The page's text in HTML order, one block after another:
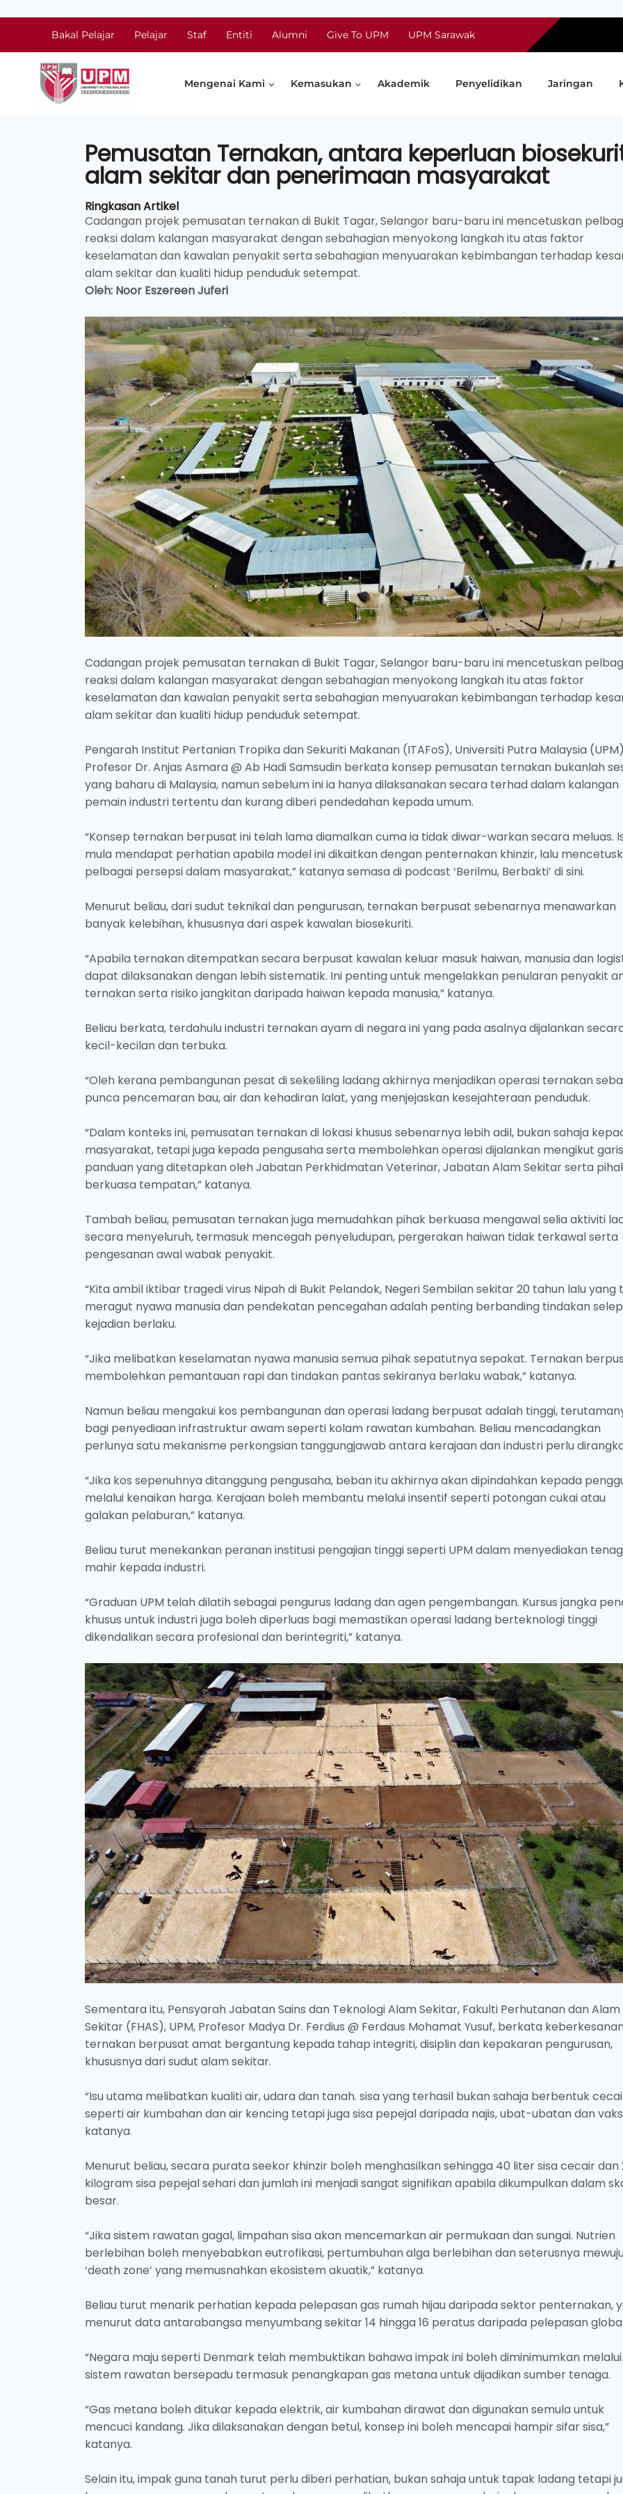
Bakal Pelajar Pelajar Staf Entiti Alumni Give To UPM UPM Sarawak
Mengenai Kami Kemasukan Akademik Penyelidikan Jaringan
Pemusatan Ternakan, antara keperluan
alam sekitar dan penerimaan masyarakat
Ringkasan Artikel
Cadangan projek pemusatan ternakan di Bukit Tagar, Selangor baru-baru ini mencetuskan
reaksi dalam kalangan masyarakat dengan sebahagian menyokong langkah itu atas faktor
keselamatan dan kawalan penyakit serta sebahagian menyuarakan kebimbangan terhadap
alam sekitar dan kualiti hidup penduduk setempat.
Oleh: Noor Eszereen Juferi
Cadangan projek pemusatan ternakan di Bukit Tagar, Selangor baru-baru ini mencetuskan
reaksi dalam kalangan masyarakat dengan sebahagian menyokong langkah itu atas faktor
keselamatan dan kawalan penyakit serta sebahagian menyuarakan kebimbangan terhadap
alam sekitar dan kualiti hidup penduduk setempat.
Pengarah Institut Pertanian Tropika dan Sekuriti Makanan (ITAFoS), Universiti Putra Malaysia
Profesor Dr. Anjas Asmara @ Ab Hadi Samsudin berkata konsep pemusatan ternakan bukanlah
yang baharu di Malaysia, namun sebelum ini ia hanya dilaksanakan secara terhad dalam kalangan
pemain industri tertentu dan kurang diberi pendedahan kepada umum.
“Konsep ternakan berpusat ini telah lama diamalkan cuma ia tidak diwar-warkan secara meluas.
mula mendapat perhatian apabila model ini dikaitkan dengan penternakan khinzir, lalu
pelbagai persepsi dalam masyarakat,” katanya semasa di podcast ‘Berilmu, Berbakti’ di sini.
Menurut beliau, dari sudut teknikal dan pengurusan, ternakan berpusat sebenarnya menawarkan
banyak kelebihan, khususnya dari aspek kawalan biosekuriti.
“Apabila ternakan ditempatkan secara berpusat kawalan keluar masuk haiwan, manusia dan
dapat dilaksanakan dengan lebih sistematik. Ini penting untuk mengelakkan penularan penyakit
ternakan serta risiko jangkitan daripada haiwan kepada manusia,” katanya.
Beliau berkata, terdahulu industri ternakan ayam di negara ini yang pada asalnya dijalankan
kecil-kecilan dan terbuka.
“Oleh kerana pembangunan pesat di sekeliling ladang akhirnya menjadikan operasi ternakan
punca pencemaran bau, air dan kehadiran lalat, yang menjejaskan kesejahteraan penduduk.
“Dalam konteks ini, pemusatan ternakan di lokasi khusus sebenarnya lebih adil, bukan sahaja
masyarakat, tetapi juga kepada pengusaha serta membolehkan operasi dijalankan mengikut garis
panduan yang ditetapkan oleh Jabatan Perkhidmatan Veterinar, Jabatan Alam Sekitar serta
berkuasa tempatan,” katanya.
Tambah beliau, pemusatan ternakan juga memudahkan pihak berkuasa mengawal selia aktiviti
secara menyeluruh, termasuk mencegah penyeludupan, pergerakan haiwan tidak terkawal serta
pengesanan awal wabak penyakit.
“Kita ambil iktibar tragedi virus Nipah di Bukit Pelandok, Negeri Sembilan sekitar 20 tahun lalu yang
meragut nyawa manusia dan pendekatan pencegahan adalah penting berbanding tindakan
kejadian berlaku.
“Jika melibatkan keselamatan nyawa manusia semua pihak sepatutnya sepakat. Ternakan
membolehkan pemantauan rapi dan tindakan pantas sekiranya berlaku wabak,” katanya.
Namun beliau mengakui kos pembangunan dan operasi ladang berpusat adalah tinggi,
bagi penyediaan infrastruktur awam seperti kolam rawatan kumbahan. Beliau mencadangkan
perlunya satu mekanisme perkongsian tanggungjawab antara kerajaan dan industri perlu
“Jika kos sepenuhnya ditanggung pengusaha, beban itu akhirnya akan dipindahkan kepada
melalui kenaikan harga. Kerajaan boleh membantu melalui insentif seperti potongan cukai atau
galakan pelaburan,” katanya.
Beliau turut menekankan peranan institusi pengajian tinggi seperti UPM dalam menyediakan
mahir kepada industri.
“Graduan UPM telah dilatih sebagai pengurus ladang dan agen pengembangan. Kursus jangka
khusus untuk industri juga boleh diperluas bagi memastikan operasi ladang berteknologi tinggi
dikendalikan secara profesional dan berintegriti,” katanya.
Sementara itu, Pensyarah Jabatan Sains dan Teknologi Alam Sekitar, Fakulti Perhutanan dan Alam
Sekitar (FHAS), UPM, Profesor Madya Dr. Ferdius @ Ferdaus Mohamat Yusuf, berkata
ternakan berpusat amat bergantung kepada tahap integriti, disiplin dan kepakaran pengurusan,
khususnya dari sudut alam sekitar.
“Isu utama melibatkan kualiti air, udara dan tanah. sisa yang terhasil bukan sahaja berbentuk
seperti air kumbahan dan air kencing tetapi juga sisa pepejal daripada najis, ubat-ubatan dan
katanya.
Menurut beliau, secara purata seekor khinzir boleh menghasilkan sehingga 40 liter sisa cecair dan
kilogram sisa pepejal sehari dan jumlah ini menjadi sangat signifikan apabila dikumpulkan dalam
besar.
“Jika sistem rawatan gagal, limpahan sisa akan mencemarkan air permukaan dan sungai. Nutrien
berlebihan boleh menyebabkan eutrofikasi, pertumbuhan alga berlebihan dan seterusnya
‘death zone’ yang memusnahkan ekosistem akuatik,” katanya.
Beliau turut menarik perhatian kepada pelepasan gas rumah hijau daripada sektor penternakan,
menurut data antarabangsa menyumbang sekitar 14 hingga 16 peratus daripada pelepasan
“Negara maju seperti Denmark telah membuktikan bahawa impak ini boleh diminimumkan melalui
sistem rawatan bersepadu termasuk penangkapan gas metana untuk dijadikan sumber tenaga.
“Gas metana boleh ditukar kepada elektrik, air kumbahan dirawat dan digunakan semula untuk
mencuci kandang. Jika dilaksanakan dengan betul, konsep ini boleh mencapai hampir sifar sisa,”
katanya.
Selain itu, impak guna tanah turut perlu diberi perhatian, bukan sahaja untuk tapak ladang tetapi